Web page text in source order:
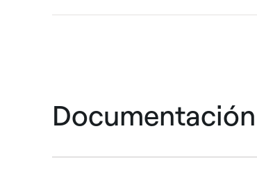
Documentación